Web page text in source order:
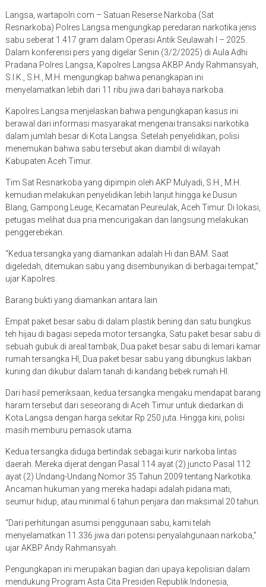
Langsa, wartapolri.com – Satuan Reserse Narkoba (Sat
Resnarkoba) Polres Langsa mengungkap peredaran narkotika jenis
sabu seberat 1.417 gram dalam Operasi Antik Seulawah I – 2025.
Dalam konferensi pers yang digelar Senin (3/2/2025) di Aula Adhi
Pradana Polres Langsa, Kapolres Langsa AKBP Andy Rahmansyah,
S.I.K., S.H., M.H. mengungkap bahwa penangkapan ini
menyelamatkan lebih dari 11 ribu jiwa dari bahaya narkoba.
Kapolres Langsa menjelaskan bahwa pengungkapan kasus ini
berawal dari informasi masyarakat mengenai transaksi narkotika
dalam jumlah besar di Kota Langsa. Setelah penyelidikan, polisi
menemukan bahwa sabu tersebut akan diambil di wilayah
Kabupaten Aceh Timur.
Tim Sat Resnarkoba yang dipimpin oleh AKP Mulyadi, S.H., M.H.
kemudian melakukan penyelidikan lebih lanjut hingga ke Dusun
Blang, Gampong Leuge, Kecamatan Peureulak, Aceh Timur. Di lokasi,
petugas melihat dua pria mencurigakan dan langsung melakukan
penggerebekan.
“Kedua tersangka yang diamankan adalah Hi dan BAM. Saat
digeledah, ditemukan sabu yang disembunyikan di berbagai tempat,”
ujar Kapolres.
Barang bukti yang diamankan antara lain
Empat paket besar sabu di dalam plastik bening dan satu bungkus
teh hijau di bagasi sepeda motor tersangka, Satu paket besar sabu di
sebuah gubuk di areal tambak, Dua paket besar sabu di lemari kamar
rumah tersangka HI, Dua paket besar sabu yang dibungkus lakban
kuning dan dikubur dalam tanah di kandang bebek rumah HI.
Dari hasil pemeriksaan, kedua tersangka mengaku mendapat barang
haram tersebut dari seseorang di Aceh Timur untuk diedarkan di
Kota Langsa dengan harga sekitar Rp 250 juta. Hingga kini, polisi
masih memburu pemasok utama.
Kedua tersangka diduga bertindak sebagai kurir narkoba lintas
daerah. Mereka dijerat dengan Pasal 114 ayat (2) juncto Pasal 112
ayat (2) Undang-Undang Nomor 35 Tahun 2009 tentang Narkotika.
Ancaman hukuman yang mereka hadapi adalah pidana mati,
seumur hidup, atau minimal 6 tahun penjara dan maksimal 20 tahun.
“Dari perhitungan asumsi penggunaan sabu, kami telah
menyelamatkan 11.336 jiwa dari potensi penyalahgunaan narkoba,”
ujar AKBP Andy Rahmansyah.
Pengungkapan ini merupakan bagian dari upaya kepolisian dalam
mendukung Program Asta Cita Presiden Republik Indonesia,